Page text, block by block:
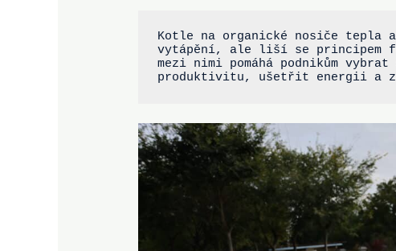
Kotle na organické nosiče
vytápění, ale liší se principem
mezi nimi pomáhá podnikům
produktivitu, ušetřit energii a